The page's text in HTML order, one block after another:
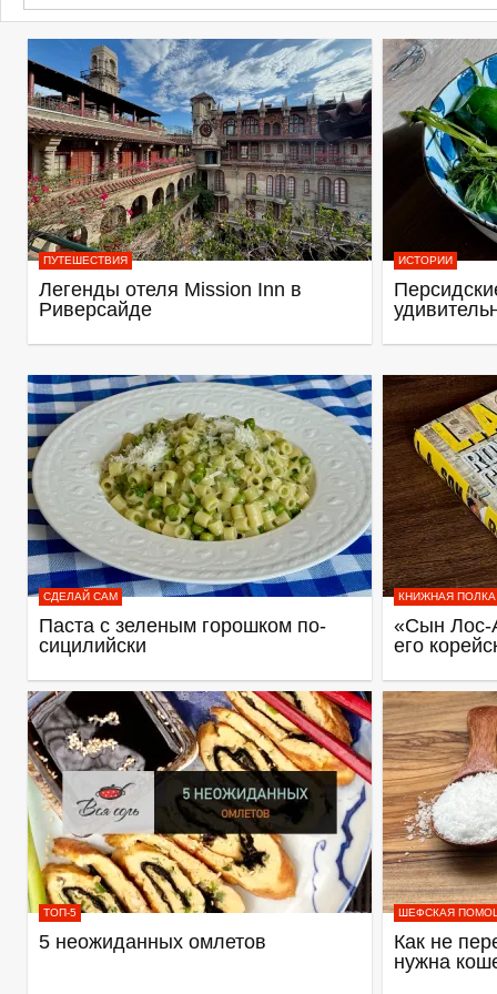
ПУТЕШЕСТВИЯ
Легенды отеля Mission Inn в
Риверсайде
ИСТОРИИ
СДЕЛАЙ САМ
Паста с зеленым горошком по-
сицилийски
КНИЖНАЯ ПОЛКА
«Сын Лос-
его
ТОП-5
5 неожиданных омлетов
ШЕФСКАЯ
Как не
нужна